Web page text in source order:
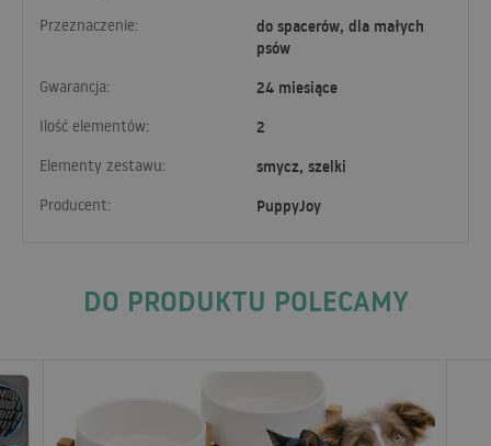
Przeznaczenie:
do spacerów, dla małych
psów
Gwarancja: 24 miesiące
Ilość elementów: 2
Elementy zestawu: smycz, szelki
Producent: PuppyJoy
DO PRODUKTU POLECAMY